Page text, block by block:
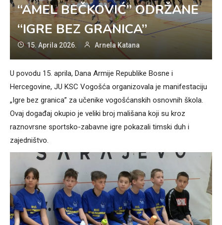
“AMEL BEČKOVIĆ” ODRŽANE
“IGRE BEZ GRANICA”
15. Aprila 2026. Arnela Katana
U povodu 15. aprila, Dana Armije Republike Bosne i
Hercegovine, JU KSC Vogošća organizovala je manifestaciju
„Igre bez granica” za učenike vogošćanskih osnovnih škola.
Ovaj događaj okupio je veliki broj mališana koji su kroz
raznovrsne sportsko-zabavne igre pokazali timski duh i
zajedništvo.